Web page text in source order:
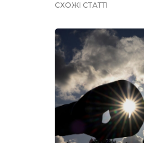
СХОЖІ СТАТТІ